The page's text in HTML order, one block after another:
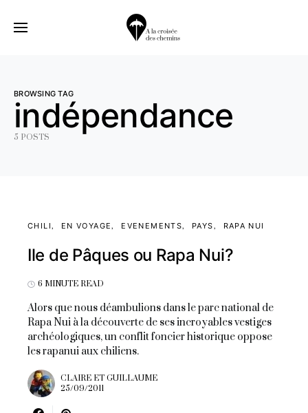
BROWSING TAG
indépendance
5 POSTS
CHILI EN VOYAGE EVENEMENTS PAYS RAPA NUI
Ile de Pâques ou Rapa Nui?
6 MINUTE READ
Alors que nous déambulions dans le parc national de
Rapa Nui à la découverte de ses incroyables vestiges
archéologiques, un conflit foncier historique oppose
les rapanui aux chiliens.
CLAIRE ET GUILLAUME
25/09/2011